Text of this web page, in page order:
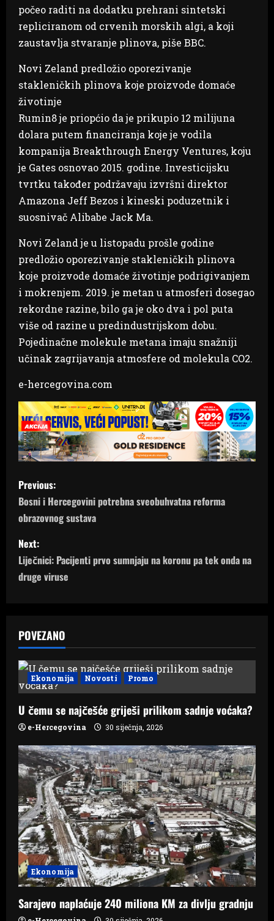
počeo raditi na dodatku prehrani sintetski
repliciranom od crvenih morskih algi, a koji
zaustavlja stvaranje plinova, piše BBC.
Novi Zeland predložio oporezivanje
stakleničkih plinova koje proizvode domaće
životinje
Rumin8 je priopćio da je prikupio 12 milijuna
dolara putem financiranja koje je vodila
kompanija Breakthrough Energy Ventures, koju
je Gates osnovao 2015. godine. Investicijsku
tvrtku također podržavaju izvršni direktor
Amazona Jeff Bezos i kineski poduzetnik i
suosnivač Alibabe Jack Ma.
Novi Zeland je u listopadu prošle godine
predložio oporezivanje stakleničkih plinova
koje proizvode domaće životinje podrigivanjem
i mokrenjem. 2019. je metan u atmosferi dosegao
rekordne razine, bilo ga je oko dva i pol puta
više od razine u predindustrijskom dobu.
Pojedinačne molekule metana imaju snažniji
učinak zagrijavanja atmosfere od molekula CO2.
e-hercegovina.com
P
o
s
t
n
v
i
g
a
t
i
o
n
Previous:
Bosni i Hercegovini potrebna sveobuhvatna reforma
obrazovnog sustava
Next:
Liječnici: Pacijenti prvo sumnjaju na koronu pa tek onda na
druge viruse
POVEZANO
Ekonomija Novosti Promo
U čemu se najčešće griješi prilikom sadnje voćaka?
e-Hercegovina 30 siječnja, 2026
Ekonomija
Sarajevo naplaćuje 240 miliona KM za divlju gradnju